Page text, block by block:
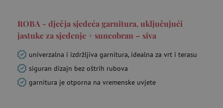
ROBA - dječja sjedeća garnitura, uključujući
jastuke za sjedenje + suncobran – siva
univerzalna i izdržljiva garnitura, idealna za vrt i terasu
siguran dizajn bez oštrih rubova
garnitura je otporna na vremenske uvjete